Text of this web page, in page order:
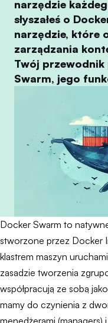
narzędzie
słyszałeś o
narzędzie, które
zarządzania
Twój
Swarm, jego
Docker Swarm to
stworzone przez Docker
klastrem maszyn
zasadzie tworzenia
współpracują ze sobą
mamy do czynienia z
menedżerami (managers)